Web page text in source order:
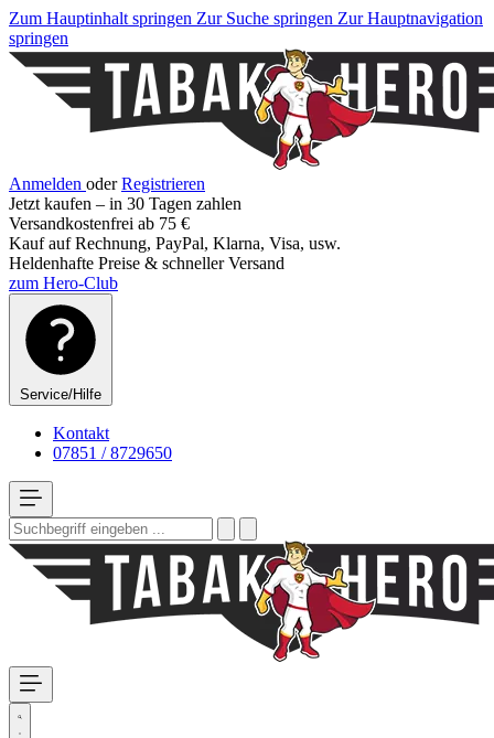
Zum Hauptinhalt springen Zur Suche springen Zur Hauptnavigation
springen
Anmelden oder Registrieren
Jetzt kaufen – in 30 Tagen zahlen
Versandkostenfrei ab 75 €
Kauf auf Rechnung, PayPal, Klarna, Visa, usw.
Heldenhafte Preise & schneller Versand
zum Hero-Club
Service/Hilfe
Kontakt
07851 / 8729650